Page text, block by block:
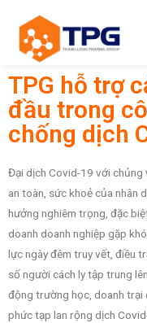
TPG hỗ trợ
đầu trong
chống dịch
Đại dịch Covid-19 với chủng
an toàn, sức khoẻ của nhân
hưởng nghiêm trọng, đặc
doanh doanh nghiệp gặp
lực ngày đêm truy vết, điều
số người cách ly tập trung
động trường học, doanh trại
phức tạp lan rộng dịch